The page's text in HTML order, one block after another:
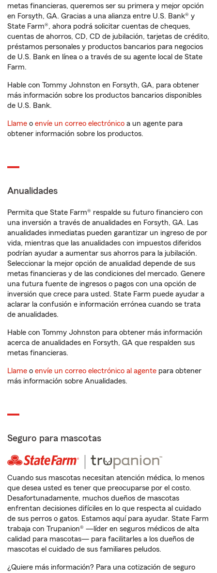
metas financieras, queremos ser su primera y mejor opción
en Forsyth, GA. Gracias a una alianza entre U.S. Bank® y
State Farm®, ahora podrá solicitar cuentas de cheques,
cuentas de ahorros, CD, CD de jubilación, tarjetas de crédito,
préstamos personales y productos bancarios para negocios
de U.S. Bank en línea o a través de su agente local de State
Farm.
Hable con Tommy Johnston en Forsyth, GA, para obtener
más información sobre los productos bancarios disponibles
de U.S. Bank.
Llame o envíe un correo electrónico a un agente para
obtener información sobre los productos.
Anualidades
Permita que State Farm® respalde su futuro financiero con
una inversión a través de anualidades en Forsyth, GA. Las
anualidades inmediatas pueden garantizar un ingreso de por
vida, mientras que las anualidades con impuestos diferidos
podrían ayudar a aumentar sus ahorros para la jubilación.
Seleccionar la mejor opción de anualidad depende de sus
metas financieras y de las condiciones del mercado. Genere
una futura fuente de ingresos o pagos con una opción de
inversión que crece para usted. State Farm puede ayudar a
aclarar la confusión e información errónea cuando se trata
de anualidades.
Hable con Tommy Johnston para obtener más información
acerca de anualidades en Forsyth, GA que respalden sus
metas financieras.
Llame o envíe un correo electrónico al agente para obtener
más información sobre Anualidades.
Seguro para mascotas
Cuando sus mascotas necesitan atención médica, lo menos
que desea usted es tener que preocuparse por el costo.
Desafortunadamente, muchos dueños de mascotas
enfrentan decisiones difíciles en lo que respecta al cuidado
de sus perros o gatos. Estamos aquí para ayudar. State Farm
trabaja con Trupanion® —líder en seguros médicos de alta
calidad para mascotas— para facilitarles a los dueños de
mascotas el cuidado de sus familiares peludos.
¿Quiere más información? Para una cotización de seguro